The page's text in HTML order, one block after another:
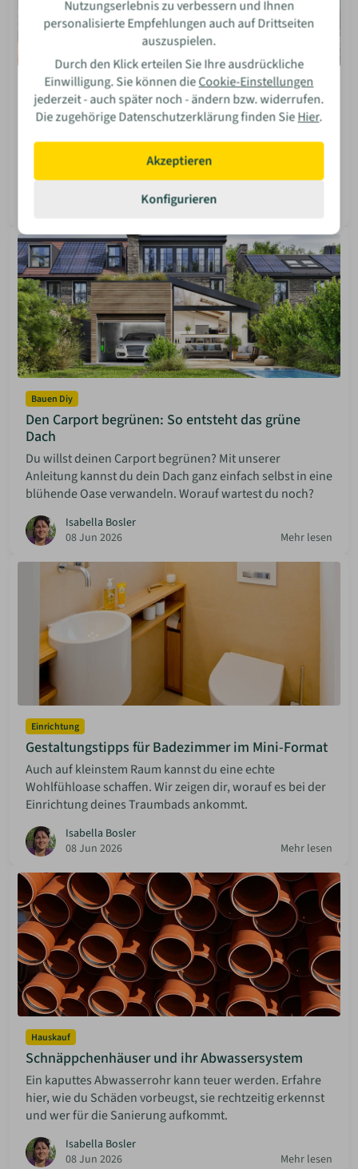
Haus & Garten
Gartenhühner Billig-Stall oder Hühnerpalast?
Stall-Wahl: Günstiger Bausatz, teurer Palast oder doch
lieber selber bauen? Finde es heraus!
Bauen Diy
Den Carport begrünen: So entsteht das grüne
Dach
Du willst deinen Carport begrünen? Mit unserer
Anleitung kannst du dein Dach ganz einfach selbst in eine
blühende Oase verwandeln. Worauf wartest du noch?
Isabella Bosler
08 Jun 2026
Mehr lesen
Einrichtung
Gestaltungstipps für Badezimmer im Mini-Format
Auch auf kleinstem Raum kannst du eine echte
Wohlfühloase schaffen. Wir zeigen dir, worauf es bei der
Einrichtung deines Traumbads ankommt.
Isabella Bosler
08 Jun 2026
Mehr lesen
Hauskauf
Schnäppchenhäuser und ihr Abwassersystem
Ein kaputtes Abwasserrohr kann teuer werden. Erfahre
hier, wie du Schäden vorbeugst, sie rechtzeitig erkennst
und wer für die Sanierung aufkommt.
Isabella Bosler
08 Jun 2026
Mehr lesen
Nutzungserlebnis zu verbessern und Ihnen
personalisierte Empfehlungen auch auf Drittseiten
auszuspielen.
Durch den Klick erteilen Sie Ihre ausdrückliche
Einwilligung. Sie können dieCookie-Einstellungen
jederzeit - auch später noch - ändern bzw. widerrufen.
Die zugehörige Datenschutzerklärung finden SieHier.
Akzeptieren
Konfigurieren